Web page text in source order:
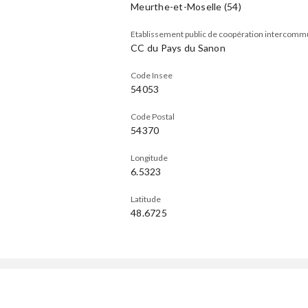
Meurthe-et-Moselle (54)
Etablissement public de coopération
CC du Pays du Sanon
Code Insee
54053
Code Postal
54370
Longitude
6.5323
Latitude
48.6725